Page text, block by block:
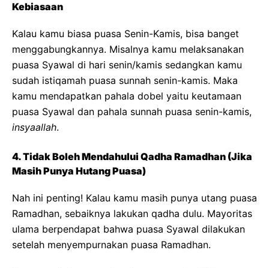
Kebiasaan
Kalau kamu biasa puasa Senin-Kamis, bisa banget
menggabungkannya. Misalnya kamu melaksanakan
puasa Syawal di hari senin/kamis sedangkan kamu
sudah istiqamah puasa sunnah senin-kamis. Maka
kamu mendapatkan pahala dobel yaitu keutamaan
puasa Syawal dan pahala sunnah puasa senin-kamis,
insyaallah.
4. Tidak Boleh Mendahului Qadha Ramadhan (Jika
Masih Punya Hutang Puasa)
Nah ini penting! Kalau kamu masih punya utang puasa
Ramadhan, sebaiknya lakukan qadha dulu. Mayoritas
ulama berpendapat bahwa puasa Syawal dilakukan
setelah menyempurnakan puasa Ramadhan.